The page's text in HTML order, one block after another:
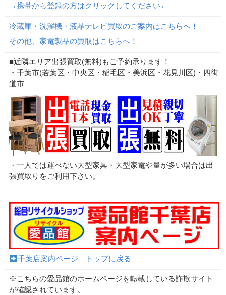
→携帯から登録の方はクリックしてください←
冷蔵庫・洗濯機・液晶テレビ買取のご案内はこちらへ！
その他、家電製品の買取はこちらへ！
■近隣エリア出張買取(無料)もご予約承ります！
・千葉市(若葉区・中央区・稲毛区・美浜区・花見川区)・四街
道市
・一人では運べない大型家具・大型家電や量が多い場合は出
張買取りをご利用下さい。
千葉店案内ページ トップに戻る
※こちらの愛品館のホームページを転載している詐欺サイト
が確認されています。